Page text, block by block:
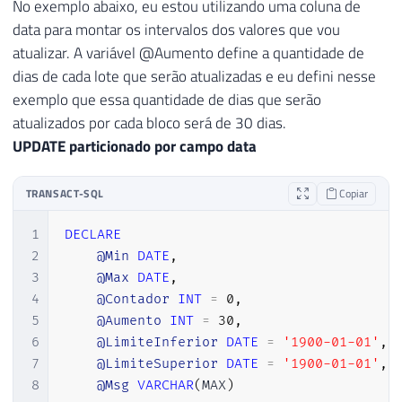
44
45
46
47
SET @Msg = CONCAT('Processando
RAISERROR(@Msg , 1, 1) WITH NOWAIT
END
No exemplo abaixo, eu estou utilizando uma coluna de
data para montar os intervalos dos valores que vou
atualizar. A variável @Aumento define a quantidade de
dias de cada lote que serão atualizadas e eu defini nesse
exemplo que essa quantidade de dias que serão
atualizados por cada bloco será de 30 dias.
UPDATE particionado por campo data
TRANSACT-SQL Copiar
1
2
3
4
5
6
7
8
DECLARE
@Min DATE ,
@Max DATE ,
@Contador INT = 0 ,
@Aumento INT = 30 ,
@LimiteInferior DATE = '1900-01-01' ,
@LimiteSuperior DATE = '1900-01-01' ,
@Msg VARCHAR(MAX)